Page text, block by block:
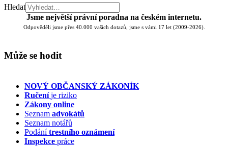
Hledat
Jsme největší právní poradna na českém internetu.
Odpověděli jsme přes 40.000 vašich dotazů, jsme s vámi 17 let (2009-2026).
Může se hodit
NOVÝ OBČANSKÝ ZÁKONÍK
Ručeníje riziko
Zákony online
Seznam advokátů
Seznam notářů
Podánítrestního oznámení
Inspekce práce